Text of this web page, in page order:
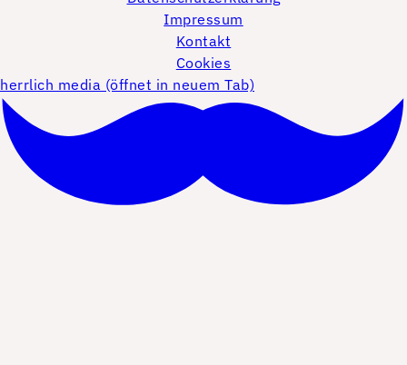
Impressum
Kontakt
Cookies
herrlich media (öffnet in neuem Tab)